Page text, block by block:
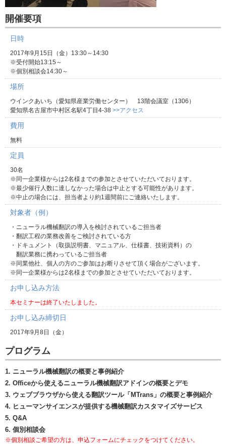
開催要項
日時
2017年9月15日（金）13:30～14:30
※受付開始13:15～
※個別相談会14:30～
場所
ウインクあいち（愛知県産業労働センター） 13階会議室（1306）
愛知県名古屋市中村区名駅4丁目4-38 >>アクセス
費用
無料
定員
30名
※同一企業様からは2名様までの参加とさせていただいております。
※最少催行人数に達しなかった場合は中止とする可能性があります。
※中止の場合には、担当者より約1週間前にご連絡いたします。
対象者（例）
・ニューラル機械翻訳の導入を検討されているご担当者
・翻訳工程の業務改善をご検討されている方
・ドキュメント（取扱説明書、マニュアル、仕様書、技術資料）の
翻訳業務に携わっているご担当者
※同業他社、個人の方のご参加はお断りさせて頂く場合がございます。
※同一企業様からは2名様までの参加とさせていただいております。
お申し込み方法
本セミナーは終了いたしました。
お申し込み締切日
2017年9月8日（金）
プログラム
1. ニューラル機械翻訳の概要と事例紹介
2. Officeから使えるニューラル機械翻訳アドインの概要とデモ
3. ウェブブラウザから使える翻訳ツール「MTrans」の概要と事例紹介
4. ヒューマンサイエンスが提供する機械翻訳カスタマイズサービス
5. Q&A
6. 個別相談会
※個別相談ご希望の方は、申込フォームにチェックをつけてください。